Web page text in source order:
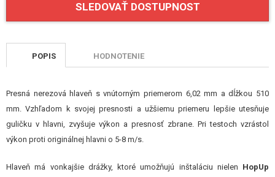
NÁHRADNÉ DIELY ZBRANÍ, UPGRADE
OUTDOOR A BUSHCRAFT
SLEDOVAŤ DOSTUPNOST
POPIS HODNOTENIE
Presná nerezová hlaveň s vnútorným priemerom 6,02 mm a dĺžkou 510
mm. Vzhľadom k svojej presnosti a užšiemu priemeru lepšie utesňuje
guličku v hlavni, zvyšuje výkon a presnosť zbrane. Pri testoch vzrástol
výkon proti originálnej hlavni o 5-8 m/s.
Hlaveň má vonkajšie drážky, ktoré umožňujú inštaláciu nielen HopUp